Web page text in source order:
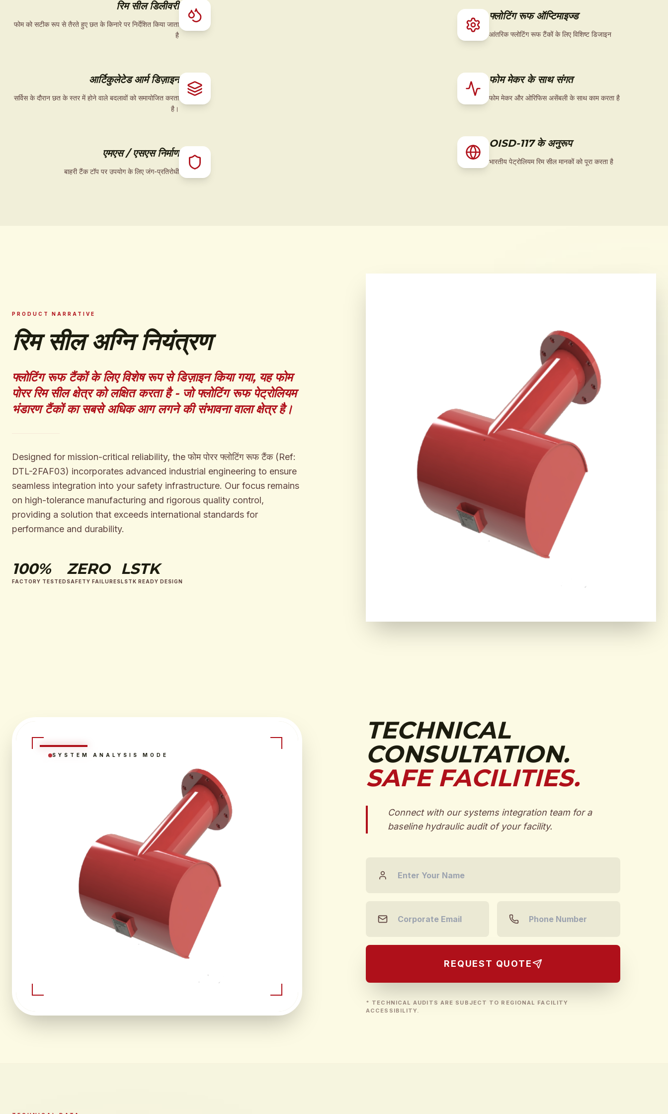
रिम सील डिलीवरी
फोम को सटीक रूप से तैरते हुए छत के किनारे पर निर्देशित किया जाता
है
आर्टिकुलेटेड आर्म डिज़ाइन
सर्विस के दौरान छत के स्तर में होने वाले बदलावों को समायोजित करता
है।
एमएस / एसएस निर्माण
बाहरी टैंक टॉप पर उपयोग के लिए जंग-प्रतिरोधी
फ्लोटिंग रूफ ऑप्टिमाइज्ड
आंतरिक फ्लोटिंग रूफ टैंकों के लिए विशिष्ट डिजाइन
फोम मेकर के साथ संगत
फोम मेकर और ओरिफिस असेंबली के साथ काम करता है
OISD-117 के अनुरूप
भारतीय पेट्रोलियम रिम सील मानकों को पूरा करता है
PRODUCT NARRATIVE
रिम सील अग्नि नियंत्रण
फ्लोटिंग रूफ टैंकों के लिए विशेष रूप से डिज़ाइन किया गया, यह फोम
पोरर रिम सील क्षेत्र को लक्षित करता है - जो फ्लोटिंग रूफ पेट्रोलियम
भंडारण टैंकों का सबसे अधिक आग लगने की संभावना वाला क्षेत्र है।
Designed for mission-critical reliability, the फोम पोरर फ्लोटिंग रूफ टैंक (Ref:
DTL-2FAF03) incorporates advanced industrial engineering to ensure
seamless integration into your safety infrastructure. Our focus remains
on high-tolerance manufacturing and rigorous quality control,
providing a solution that exceeds international standards for
performance and durability.
100%
FACTORY TESTED
ZERO
SAFETY FAILURES
LSTK
LSTK READY DESIGN
SYSTEM ANALYSIS MODE
TECHNICAL
CONSULTATION.
SAFE FACILITIES.
Connect with our systems integration team for a
baseline hydraulic audit of your facility.
REQUEST QUOTE
* TECHNICAL AUDITS ARE SUBJECT TO REGIONAL FACILITY
ACCESSIBILITY.